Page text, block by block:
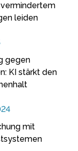
vermindertem
leiden
gegen
KI stärkt den
mit